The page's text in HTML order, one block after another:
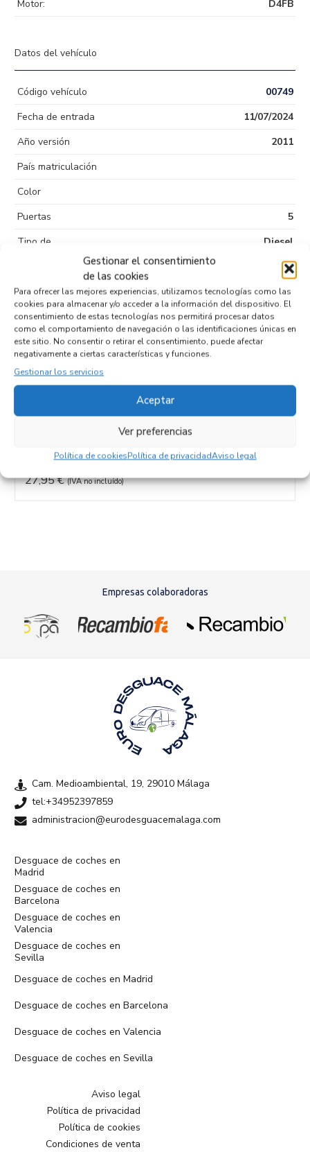
Gestionar el consentimiento
de las cookies
Para ofrecer las mejores experiencias, utilizamos tecnologías como las
cookies para almacenar y/o acceder a la información del dispositivo. El
consentimiento de estas tecnologías nos permitirá procesar datos
como el comportamiento de navegación o las identificaciones únicas en
este sitio. No consentir o retirar el consentimiento, puede afectar
negativamente a ciertas características y funciones.
Gestionar los servicios
Aceptar
Ver preferencias
Política de cookiesPolítica de privacidadAviso legal
Motor:
D4FB
Datos del vehículo
Código vehículo
00749
Fecha de entrada
11/07/2024
Año versión
2011
País matriculación
Color
Puertas
5
Tipo de
Diesel
D4FB
Código cambio
Productos relacionados
CEED SPORTSWAGON (ED)
Referencia ID: 117907
Referencia OEM: 95960-1Y000
27,95€ (IVA no incluído)
Empresas colaboradoras
Cam. Medioambiental, 19, 29010 Málaga
tel:+34952397859
administracion@eurodesguacemalaga.com
Desguace de coches en
Madrid
Desguace de coches en
Barcelona
Desguace de coches en
Valencia
Desguace de coches en
Sevilla
Desguace de coches en Madrid
Desguace de coches en Barcelona
Desguace de coches en Valencia
Desguace de coches en Sevilla
Aviso legal
Política de privacidad
Política de cookies
Condiciones de venta